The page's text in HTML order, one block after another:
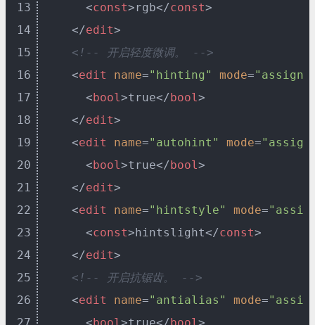
13
14
15
16
17
18
19
20
21
22
23
24
25
26
<const>rgb</const>
</edit>
<!-- 开启轻度微调。 -->
<edit name="hinting" mode="assign"
< bool>true</ bool>
</edit>
<edit name="autohint" mode=
< bool>true</ bool>
</edit>
<edit name="hintstyle" mode=
<const> hintslight</const>
</edit>
<!-- 开启抗锯齿。 -->
<edit name="antialias" mode=